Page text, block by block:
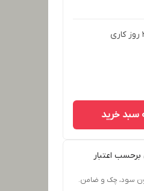
روز کاری
سبد خرید
اعتبار